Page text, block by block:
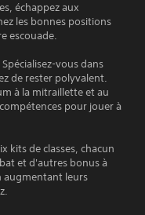
échappez aux
les bonnes positions
escouade.
vous dans
de rester polyvalent.
à la mitraillette et au
pour jouer à
kits de classes, chacun
et d'autres bonus à
augmentant leurs